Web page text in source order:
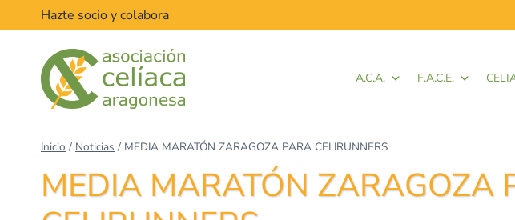
al
Hazte socio y colabora
A.C.A. F.A.C.E.
Inicio / Noticias / MEDIA MARATÓN ZARAGOZA PARA CELIRUNNERS
MEDIA MARATÓN ZARAGOZA